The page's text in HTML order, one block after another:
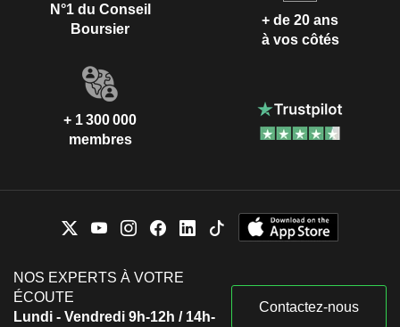
N°1 du Conseil
Boursier
+ de 20 ans
à vos côtés
+ 1 300 000
membres
NOS EXPERTS À VOTRE
ÉCOUTE
Lundi - Vendredi 9h-12h / 14h-
Contactez-nous